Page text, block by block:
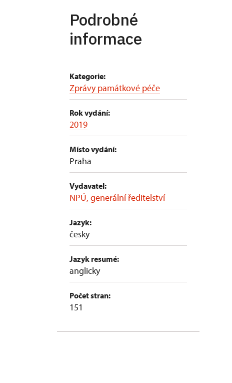
Podrobné
informace
Kategorie:
Zprávy památkové péče
Rok vydání:
2019
Místo vydání:
Praha
Vydavatel:
NPÚ, generální ředitelství
Jazyk:
česky
Jazyk resumé:
anglicky
Počet stran:
151